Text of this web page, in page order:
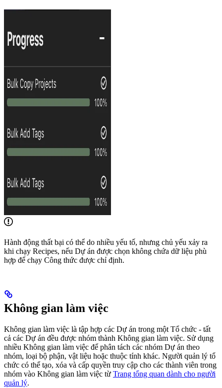
Hành động thất bại có thể do nhiều yếu tố, nhưng chủ yếu xảy ra
khi chạy Recipes, nếu Dự án được chọn không chứa dữ liệu phù
hợp để chạy Công thức được chỉ định.
Không gian làm việc
Không gian làm việc là tập hợp các Dự án trong một Tổ chức - tất
cả các Dự án đều được nhóm thành Không gian làm việc. Sử dụng
nhiều Không gian làm việc để phân tách các nhóm Dự án theo
nhóm, loại bộ phận, vật liệu hoặc thuộc tính khác. Người quản lý tổ
chức có thể tạo, xóa và cấp quyền truy cập cho các thành viên trong
nhóm vào Không gian làm việc từ Trang tổng quan dành cho người
quản lý.